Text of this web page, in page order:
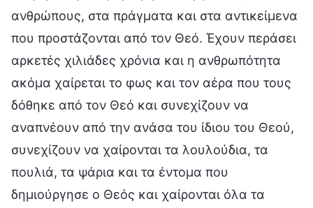
ανθρώπους, στα πράγματα και στα αντικείμενα
που προστάζονται από τον Θεό. Έχουν περάσει
αρκετές χιλιάδες χρόνια και η ανθρωπότητα
ακόμα χαίρεται το φως και τον αέρα που τους
δόθηκε από τον Θεό και συνεχίζουν να
αναπνέουν από την ανάσα του ίδιου του Θεού,
συνεχίζουν να χαίρονται τα λουλούδια, τα
πουλιά, τα ψάρια και τα έντομα που
δημιούργησε ο Θεός και χαίρονται όλα τα